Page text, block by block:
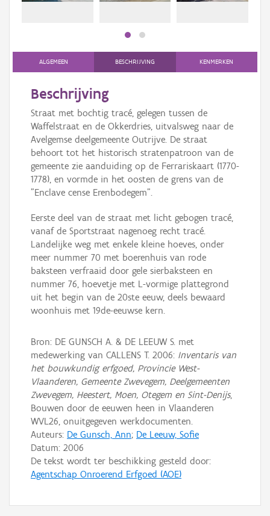
AanmeldenALGEMEEN BESCHRIJVING KENMERKEN
Beschrijving
Straat met bochtig tracé, gelegen tussen de
Waffelstraat en de Okkerdries, uitvalsweg naar de
Avelgemse deelgemeente Outrijve. De straat
behoort tot het historisch stratenpatroon van de
gemeente zie aanduiding op de Ferrariskaart (1770-
1778), en vormde in het oosten de grens van de
"Enclave cense Erenbodegem".
Eerste deel van de straat met licht gebogen tracé,
vanaf de Sportstraat nagenoeg recht tracé.
Landelijke weg met enkele kleine hoeves, onder
meer nummer 70 met boerenhuis van rode
baksteen verfraaid door gele sierbaksteen en
nummer 76, hoevetje met L-vormige plattegrond
uit het begin van de 20ste eeuw, deels bewaard
woonhuis met 19de-eeuwse kern.
Bron: DE GUNSCH A. & DE LEEUW S. met
medewerking van CALLENS T. 2006: Inventaris van
het bouwkundig erfgoed, Provincie West-
Vlaanderen, Gemeente Zwevegem, Deelgemeenten
Zwevegem, Heestert, Moen, Otegem en Sint-Denijs,
Bouwen door de eeuwen heen in Vlaanderen
WVL26, onuitgegeven werkdocumenten.
Auteurs: De Gunsch, Ann; De Leeuw, Sofie
Datum: 2006
De tekst wordt ter beschikking gesteld door:
Agentschap Onroerend Erfgoed (AOE)